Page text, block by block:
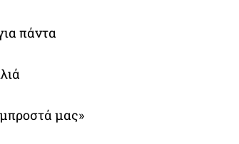
πάντα
μας»